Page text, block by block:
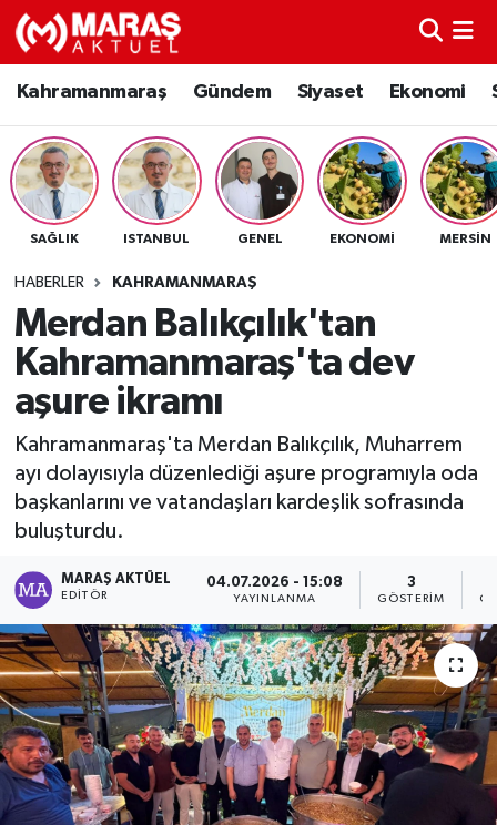
Kahramanmaraş Gündem Siyaset Ekonomi
SAĞLIK ISTANBUL GENEL EKONOMI MERSIN
HABERLER KAHRAMANMARAŞ
Merdan Balıkçılık'tan
Kahramanmaraş'ta dev
aşure ikramı
Kahramanmaraş'ta Merdan Balıkçılık, Muharrem
ayı dolayısıyla düzenlediği aşure programıyla oda
başkanlarını ve vatandaşları kardeşlik sofrasında
buluşturdu.
MARAŞ AKTÜEL
EDITÖR
04.07.2026 - 15:08
YAYINLANMA
3
GÖSTERIM
Kahramanmaraş
Gündem
Siyaset
Spor
Sağlık
Eğitim
Dünya
Kültür Sanat
Nöbetçi Eczaneler
Hava Durumu
Namaz Vakitleri
TFF 3.Lig 4.Grup Puan Durumu ve Fikstür
Tüm Manşetler
Haber Arşivi